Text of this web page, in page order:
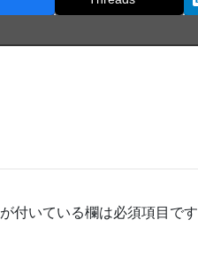
が付いている欄は必須項目です